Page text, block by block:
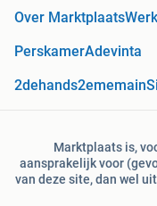
Over Marktplaats
PerskamerAdevinta
2dehands2ememain
Marktplaats is,
aansprakelijk voor
van deze site, dan wel